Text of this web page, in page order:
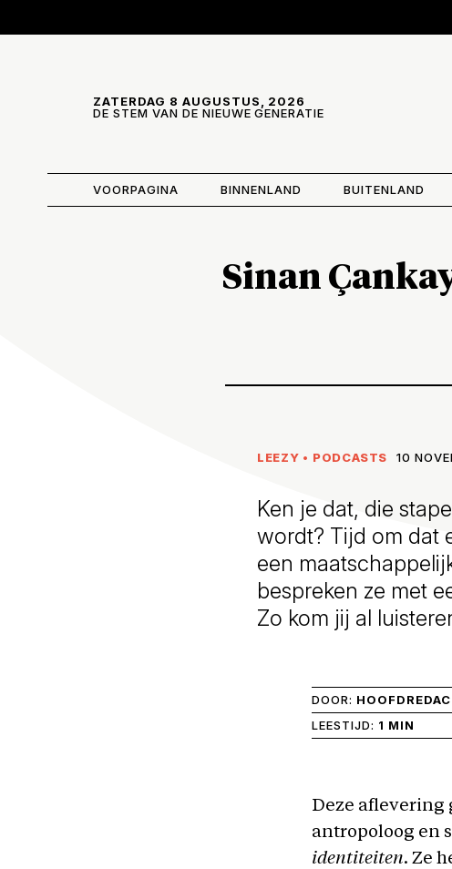
ZATERDAG 8 AUGUSTUS, 2026
DE STEM VAN DE NIEUWE GENERATIE
VOORPAGINA BINNENLAND BUITENLAND
Sinan
LEEZY • PODCASTS 10
Ken je dat, die
wordt? Tijd om dat
een
bespreken ze met
Zo kom jij al
DOOR:
LEESTIJD: 1 MIN
Deze aflevering
antropoloog en
identiteiten. Ze